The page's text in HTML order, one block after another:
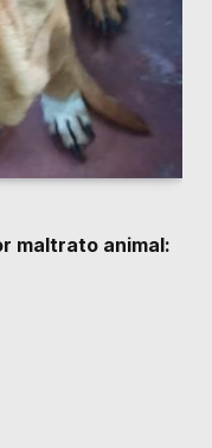
maltrato animal: